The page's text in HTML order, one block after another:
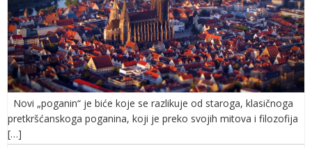
Novi „poganin“ je biće koje se razlikuje od staroga, klasičnoga
pretkršćanskoga poganina, koji je preko svojih mitova i filozofija
[…]